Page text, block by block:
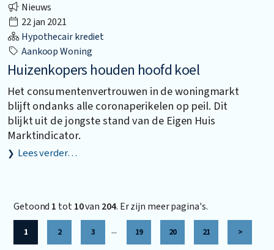
Nieuws
22 jan 2021
Hypothecair krediet
Aankoop Woning
Huizenkopers houden hoofd koel
Het consumentenvertrouwen in de woningmarkt
blijft ondanks alle coronaperikelen op peil. Dit
blijkt uit de jongste stand van de Eigen Huis
Marktindicator.
Lees verder…
Getoond 1 tot10van 204. Er zijn meer pagina's.
1 2 3 ... 19 20 21 >